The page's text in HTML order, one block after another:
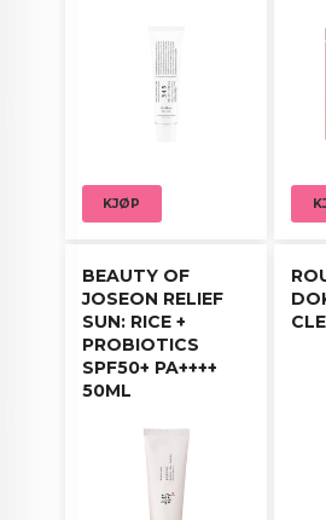
Bruksanvisning:
Etter rens og toner, legg
og la dem virke i 10–15 minutter.
klapp inn resterende serum. Kan
KJØP
BEAUTY OF
JOSEON RELIEF
SUN: RICE +
PROBIOTICS
SPF50+ PA++++
50ML